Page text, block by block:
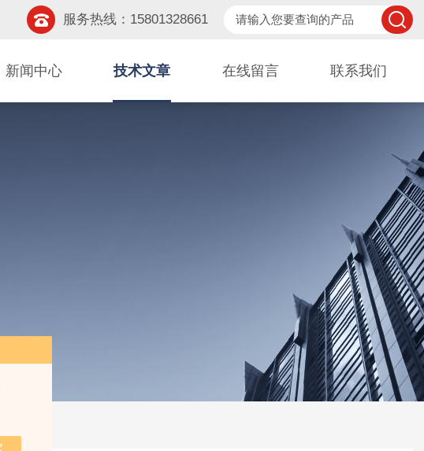
服务热线：15801328661
新闻中心 技术文章 在线留言 联系我们